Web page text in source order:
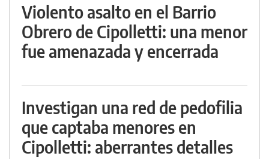
Violento asalto en el Barrio
Obrero de Cipolletti: una menor
fue amenazada y encerrada
Investigan una red de pedofilia
que captaba menores en
Cipolletti: aberrantes detalles